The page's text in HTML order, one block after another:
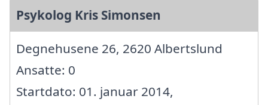
Psykolog Kris Simonsen
Degnehusene 26, 2620 Albertslund
Ansatte: 0
Startdato: 01. januar 2014,